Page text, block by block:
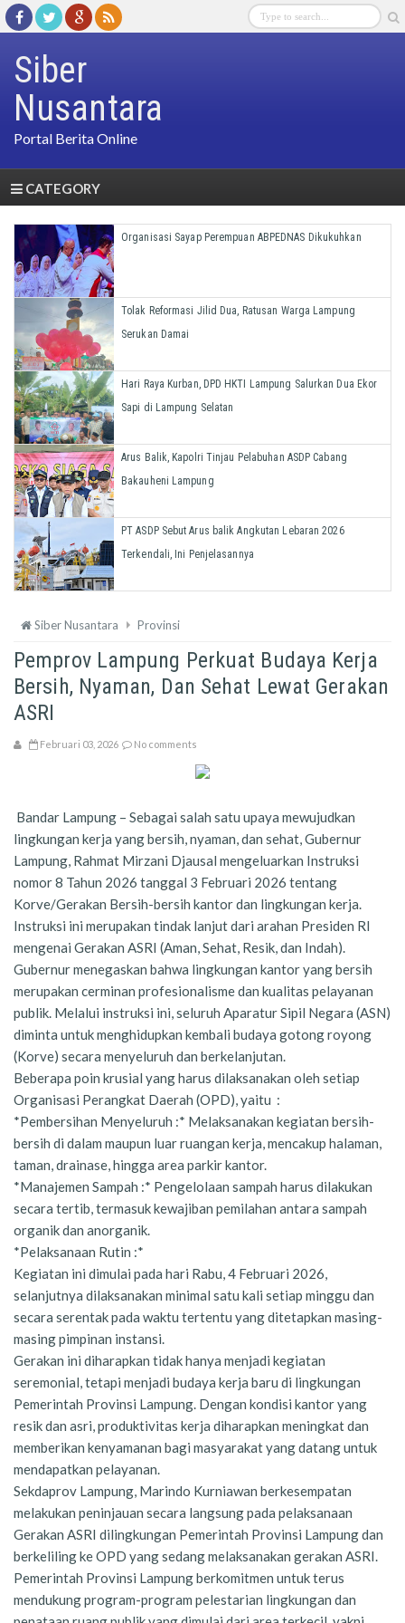
Siber
Nusantara
Portal Berita Online
CATEGORY
Organisasi Sayap Perempuan ABPEDNAS Dikukuhkan
Tolak Reformasi Jilid Dua, Ratusan Warga Lampung
Serukan Damai
Hari Raya Kurban, DPD HKTI Lampung Salurkan Dua Ekor
Sapi di Lampung Selatan
Arus Balik, Kapolri Tinjau Pelabuhan ASDP Cabang
Bakauheni Lampung
PT ASDP Sebut Arus balik Angkutan Lebaran 2026
Terkendali, Ini Penjelasannya
Siber Nusantara Provinsi
Pemprov Lampung Perkuat Budaya Kerja
Bersih, Nyaman, Dan Sehat Lewat Gerakan
ASRI
Februari 03, 2026 No comments
Bandar Lampung – Sebagai salah satu upaya mewujudkan
lingkungan kerja yang bersih, nyaman, dan sehat, Gubernur
Lampung, Rahmat Mirzani Djausal mengeluarkan Instruksi
nomor 8 Tahun 2026 tanggal 3 Februari 2026 tentang
Korve/Gerakan Bersih-bersih kantor dan lingkungan kerja.
Instruksi ini merupakan tindak lanjut dari arahan Presiden RI
mengenai Gerakan ASRI (Aman, Sehat, Resik, dan Indah).
Gubernur menegaskan bahwa lingkungan kantor yang bersih
merupakan cerminan profesionalisme dan kualitas pelayanan
publik. Melalui instruksi ini, seluruh Aparatur Sipil Negara (ASN)
diminta untuk menghidupkan kembali budaya gotong royong
(Korve) secara menyeluruh dan berkelanjutan.
Beberapa poin krusial yang harus dilaksanakan oleh setiap
Organisasi Perangkat Daerah (OPD), yaitu :
*Pembersihan Menyeluruh :* Melaksanakan kegiatan bersih-
bersih di dalam maupun luar ruangan kerja, mencakup halaman,
taman, drainase, hingga area parkir kantor.
*Manajemen Sampah :* Pengelolaan sampah harus dilakukan
secara tertib, termasuk kewajiban pemilahan antara sampah
organik dan anorganik.
*Pelaksanaan Rutin :*
Kegiatan ini dimulai pada hari Rabu, 4 Februari 2026,
selanjutnya dilaksanakan minimal satu kali setiap minggu dan
secara serentak pada waktu tertentu yang ditetapkan masing-
masing pimpinan instansi.
Gerakan ini diharapkan tidak hanya menjadi kegiatan
seremonial, tetapi menjadi budaya kerja baru di lingkungan
Pemerintah Provinsi Lampung. Dengan kondisi kantor yang
resik dan asri, produktivitas kerja diharapkan meningkat dan
memberikan kenyamanan bagi masyarakat yang datang untuk
mendapatkan pelayanan.
Sekdaprov Lampung, Marindo Kurniawan berkesempatan
melakukan peninjauan secara langsung pada pelaksanaan
Gerakan ASRI dilingkungan Pemerintah Provinsi Lampung dan
berkeliling ke OPD yang sedang melaksanakan gerakan ASRI.
Pemerintah Provinsi Lampung berkomitmen untuk terus
mendukung program-program pelestarian lingkungan dan